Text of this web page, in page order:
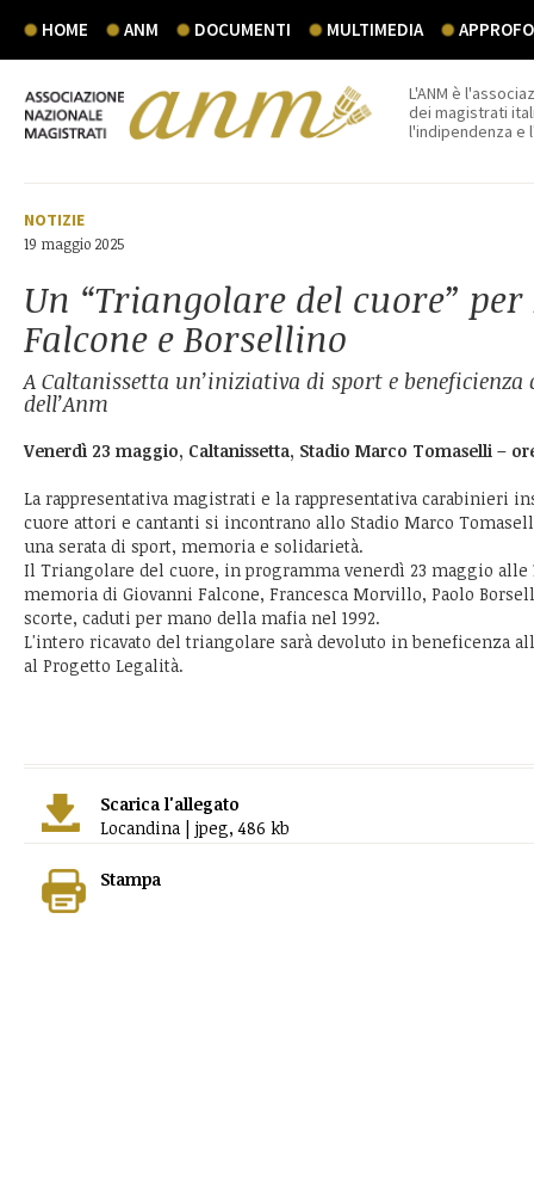
HOME ANM DOCUMENTI MULTIMEDIA
L'ANM è
dei magistrati
l'indipendenza e
NOTIZIE
19 maggio 2025
Un “Triangolare del cuore”
Falcone e Borsellino
A Caltanissetta un’iniziativa di sport e
dell’Anm
Venerdì 23 maggio, Caltanissetta, Stadio Marco Tomaselli –
La rappresentativa magistrati e la rappresentativa carabinieri
cuore attori e cantanti si incontrano allo Stadio Marco
una serata di sport, memoria e solidarietà.
Il Triangolare del cuore, in programma venerdì 23 maggio alle
memoria di Giovanni Falcone, Francesca Morvillo, Paolo
scorte, caduti per mano della mafia nel 1992.
L'intero ricavato del triangolare sarà devoluto in beneficenza
al Progetto Legalità.
Scarica l'allegato
Locandina | jpeg, 486 kb
Stampa